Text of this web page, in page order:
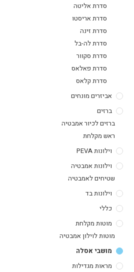
סדרת אליטה
סדרת אריסטו
סדרת זינה
סדרת לה-בל
סדרת סקוור
סדרת פאלאס
סדרת קלאס
אביזרים מונחים
ברזים
ברזים לכיור אמבטיה
ראש מקלחת
וילונות PEVA
וילונות אמבטיה
שטיחים לאמבטיה
וילונות בד
כללי
מוטות מקלחת
מוטות לוילון אמבטיה
מושבי אסלה
מראות מגדילות